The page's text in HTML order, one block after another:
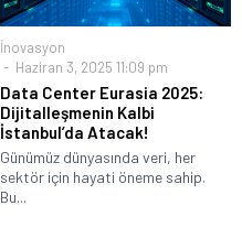
İnovasyon
Haziran 3, 2025 11:09 pm
Data Center Eurasia 2025:
Dijitalleşmenin Kalbi
İstanbul’da Atacak!
Günümüz dünyasında veri, her
sektör için hayati öneme sahip.
Bu...